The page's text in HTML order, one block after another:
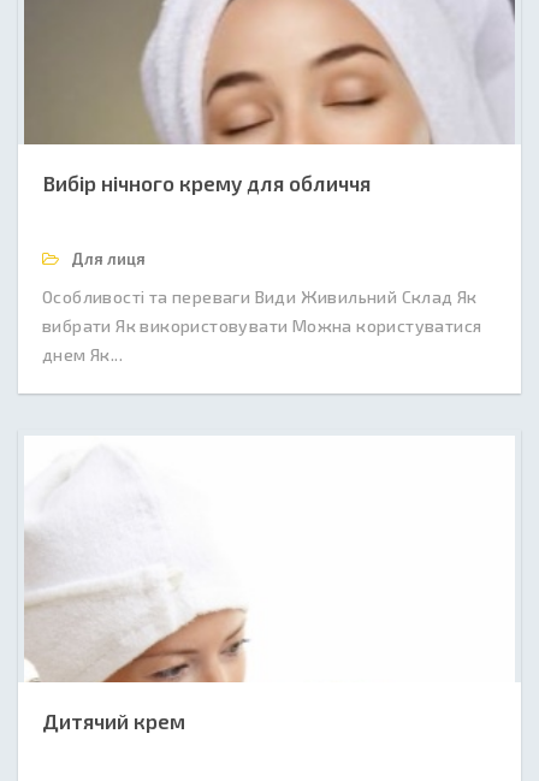
Вибір нічного крему для обличчя
Для лиця
Особливості та переваги Види Живильний Склад Як
вибрати Як використовувати Можна користуватися
днем Як...
Дитячий крем